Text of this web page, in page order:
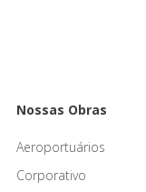
Nossas Obras
Aeroportuários
Corporativo